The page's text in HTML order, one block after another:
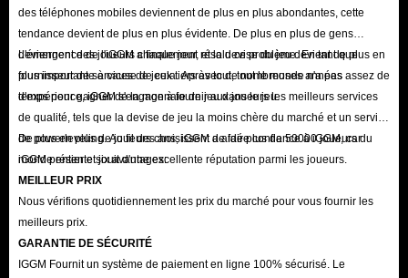
des téléphones mobiles deviennent de plus en plus abondantes, cette
tendance devient de plus en plus évidente. De plus en plus de gens
deviennent des joueurs chaque jour, et la devise du jeu devient de plus en
plus importante à cause de cela. Après tout, tout le monde n'a pas assez de
temps pour gagner de la monnaie de jeu dans le jeu.
L'émergence de l'iGGM a finalement résolu ce problème. En tant que
fournisseur de services de jeux tiers avec de nombreuses années
d'expérience, iGGM s'engage à fournir aux joueurs les meilleurs services
de qualité, tels que la devise de jeu la moins chère du marché et un service
de powerleveling. Au fil des ans, iGGM a aidé plus de 50000 joueurs du
monde entier et jouit d'une excellente réputation parmi les joueurs.
De plus en plus de joueurs choisissent de faire confiance à iGGM, car
iGGM présente six avantages:
MEILLEUR PRIX
Nous vérifions quotidiennement les prix du marché pour vous fournir les
meilleurs prix.
GARANTIE DE SÉCURITÉ
IGGM Fournit un système de paiement en ligne 100% sécurisé. Le